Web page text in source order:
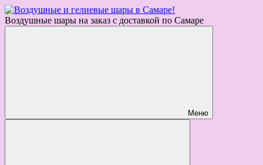
Воздушные шары на заказ с доставкой по Самаре
Меню